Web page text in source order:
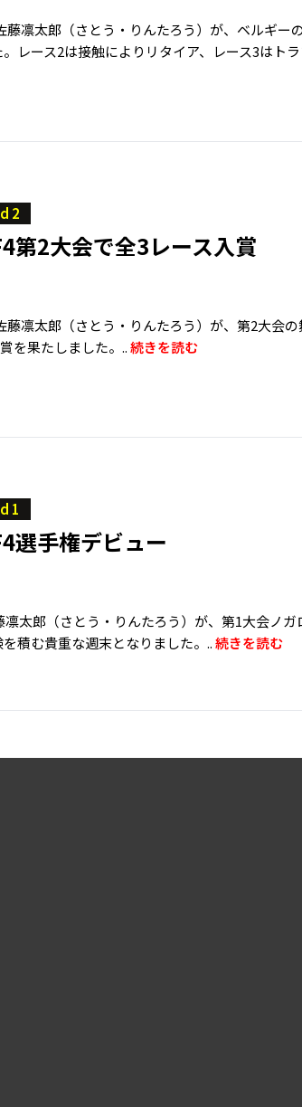
凛太郎（さとう・りんたろう）が、ベルギ
レース2は接触によりリタイア、レース3はト
2
第2大会で全3レース入賞
凛太郎（さとう・りんたろう）が、第2大会
を果たしました。..続きを読む
1
選手権デビュー
太郎（さとう・りんたろう）が、第1大会ノ
積む貴重な週末となりました。..続きを読む